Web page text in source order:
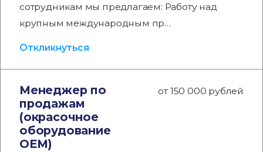
сотрудникам мы предлагаем: Работу над
крупным международным пр…
Откликнуться
Менеджер по
продажам
(окрасочное
оборудование
OEM)
от 150 000 рублей